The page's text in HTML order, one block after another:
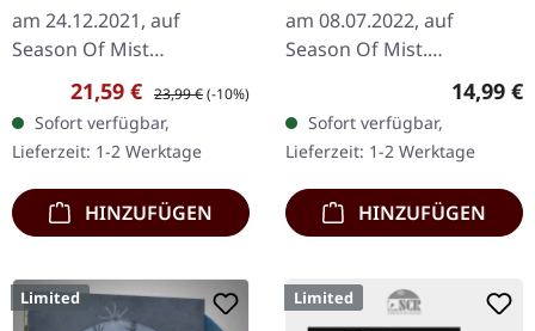
am 24.12.2021, auf
Season Of Mist
Underground Activists.
Goldenes Vinyl im
Gatefold-Cover mit 12-
seitigem Booklet,…
Verkaufspreis:
21,59 € Regulärer Preis:
23,99 €(-10%)
Sofort verfügbar,
Lieferzeit: 1-2 Werktage
HINZUFÜGEN
am 08.07.2022, auf
Season Of Mist.
Schwarzes Tape, limitiert
auf 370 Exemplare. Das
Album "Lawless
Darkness" von Watain…
14,99 €
Sofort verfügbar,
Lieferzeit: 1-2 Werktage
HINZUFÜGEN
Limited Limited